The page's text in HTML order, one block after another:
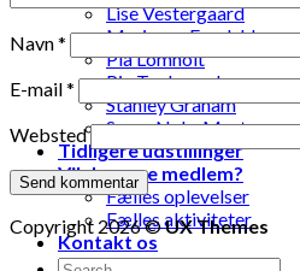
Lise Vestergaard
Marianne Engdahl
Pia Lomholt
Pia Teglgaard
Stanley Graham
Susse Nøhr Mastrup
Tidligere udstillinger
Vil du være medlem?
Fælles oplevelser
Fælles aktiviteter
Kontakt os
Navn*
E-mail*
Websted
Copyright 2026 ©UX Themes